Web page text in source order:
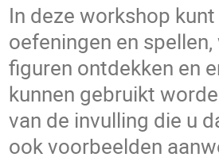
In deze workshop
oefeningen en
figuren ontdekken en
kunnen gebruikt
van de invulling die u
ook voorbeelden